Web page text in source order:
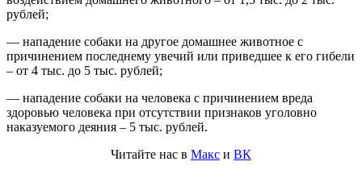
рублей;
— нападение собаки на другое домашнее животное с
причинением последнему увечий или приведшее к его гибели
– от 4 тыс. до 5 тыс. рублей;
— нападение собаки на человека с причинением вреда
здоровью человека при отсутствии признаков уголовно
наказуемого деяния – 5 тыс. рублей.
Читайте нас в Макс и ВК